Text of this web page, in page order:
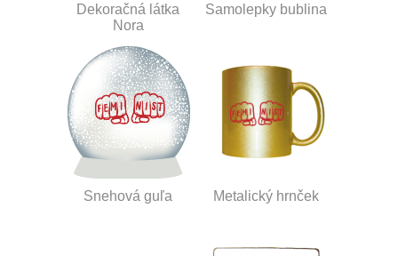
Dekoračná látka
Nora
Samolepky bublina
Snehová guľa Metalický hrnček